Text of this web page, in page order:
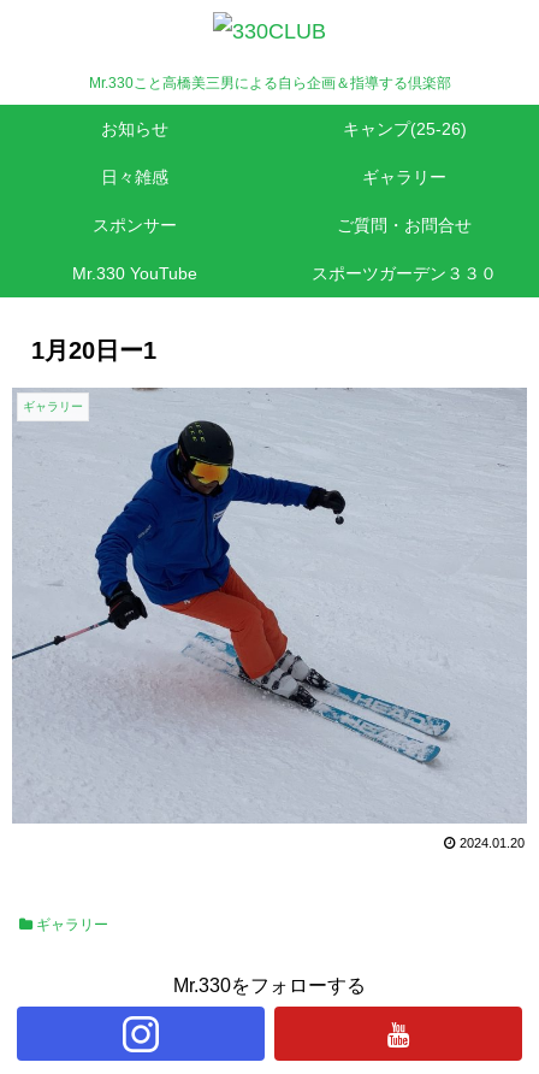
Mr.330こと高橋美三男による自ら企画＆指導する倶楽部
お知らせ キャンプ(25-26)
日々雑感 ギャラリー
スポンサー ご質問・お問合せ
Mr.330 YouTube スポーツガーデン３３０
1月20日ー1
ギャラリー
2024.01.20
ギャラリー
Mr.330をフォローする